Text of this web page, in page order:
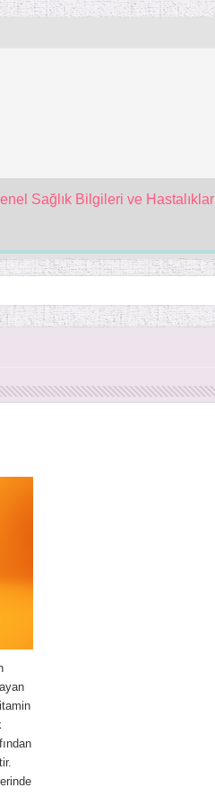
Sağlık Bilgileri ve Hastalıklar